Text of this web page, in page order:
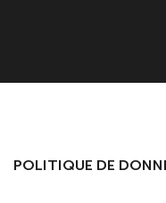
POLITIQUE DE